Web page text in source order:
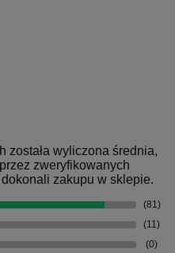
została wyliczona średnia,
zweryfikowanych
zakupu w sklepie.
(81)
(11)
(0)